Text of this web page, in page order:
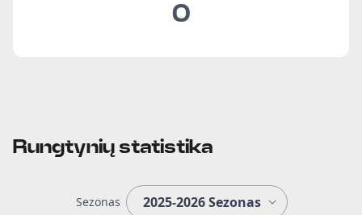
0
Rungtynių statistika
Sezonas